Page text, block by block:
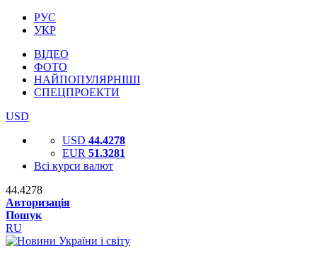
РУС
УКР
ВІДЕО
ФОТО
НАЙПОПУЛЯРНІШІ
СПЕЦПРОЕКТИ
USD
USD 44.4278
EUR 51.3281
Всі курси валют
44.4278
Авторизація
Пошук
RU